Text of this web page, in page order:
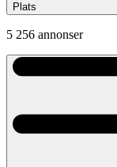
Plats
5 256 annonser